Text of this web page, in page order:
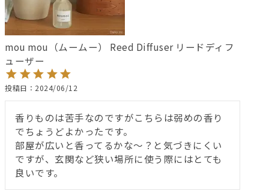
mou mou（ムームー） Reed Diffuser リードディフ
ューザー
投稿日 2024/06/12
香りものは苦手なのですがこちらは弱めの香り
でちょうどよかったです。
部屋が広いと香ってるかな～？と気づきにくい
ですが、玄関など狭い場所に使う際にはとても
良いです。